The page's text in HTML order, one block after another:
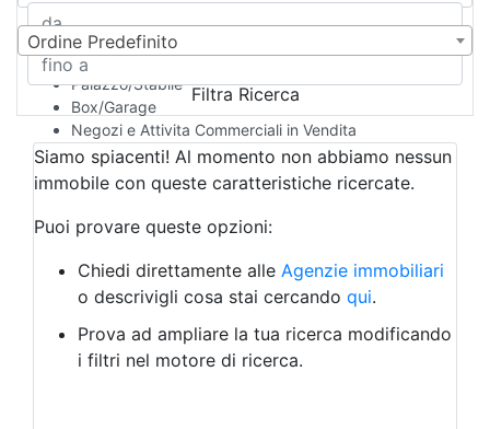
Camera d'Albergo
Multiproprietà
Palazzo/Stabile
Box/Garage
Negozi e Attivita Commerciali in Vendita
Qualsiasi
Attività/Licenza Commerciale
Azienda Agricola
Bar/Ristorante
Albergo
Laboratorio Artigianale
Negozio/locale commerciale
Agriturismo
Magazzini
Ordine Predefinito
Filtra Ricerca
Siamo spiacenti! Al momento non abbiamo nessun
immobile con queste caratteristiche ricercate.
Puoi provare queste opzioni:
Chiedi direttamente alle Agenzie immobiliari
o descrivigli cosa stai cercando qui.
Prova ad ampliare la tua ricerca modificando
i filtri nel motore di ricerca.